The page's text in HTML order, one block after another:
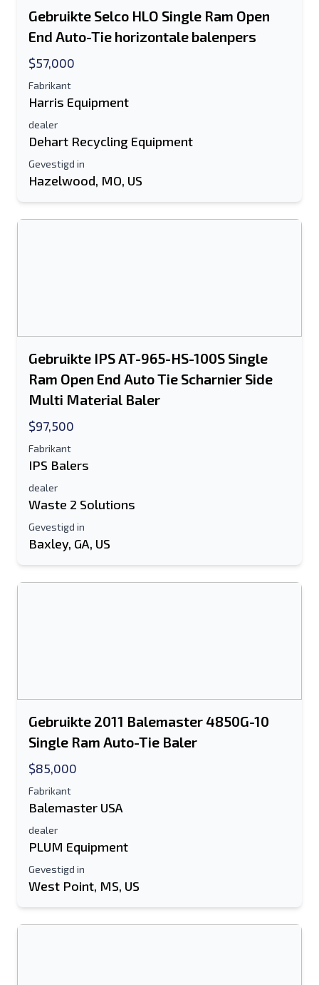
Send a Message
Voor-en achternaam
E-mailadres
Mobiel
Gebruikte Selco HLO Single Ram Open
End Auto-Tie horizontale balenpers
$57,000
Fabrikant
Harris Equipment
dealer
Dehart Recycling Equipment
Gevestigd in
Hazelwood, MO, US
Gebruikte IPS AT-965-HS-100S Single
Ram Open End Auto Tie Scharnier Side
Multi Material Baler
$97,500
Fabrikant
IPS Balers
dealer
Waste 2 Solutions
Gevestigd in
Baxley, GA, US
Gebruikte 2011 Balemaster 4850G-10
Single Ram Auto-Tie Baler
$85,000
Fabrikant
Balemaster USA
dealer
PLUM Equipment
Gevestigd in
West Point, MS, US
Stuur vermelding naar e-mail
Sms-lijst naar mobiel apparaat
Je volledige naam
Sturen